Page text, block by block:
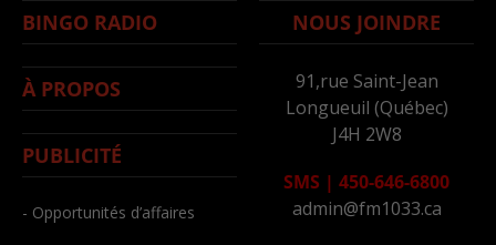
BINGO RADIO
À PROPOS
PUBLICITÉ
- Opportunités d’affaires
NOUS JOINDRE
91,rue Saint-Jean
Longueuil (Québec)
J4H 2W8
SMS | 450-646-6800
admin@fm1033.ca